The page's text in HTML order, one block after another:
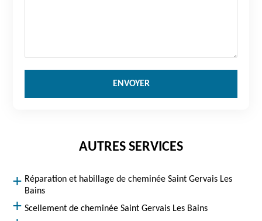
AUTRES SERVICES
Réparation et habillage de cheminée Saint Gervais Les
Bains
Scellement de cheminée Saint Gervais Les Bains